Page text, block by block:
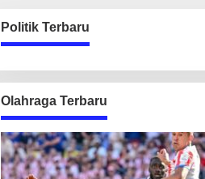
Politik Terbaru
Olahraga Terbaru